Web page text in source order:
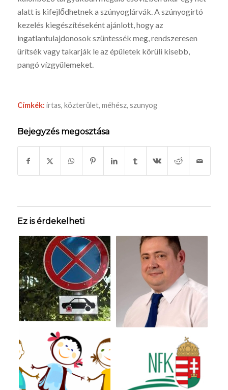
alatt is kifejlődhetnek a szúnyoglárvák. A szúnyogirtó
kezelés kiegészítéseként ajánlott, hogy az
ingatlantulajdonosok szüntessék meg, rendszeresen
ürítsék vagy takarják le az épületek körüli kisebb,
pangó vízgyülemeket.
Címkék: irtas, közterület, méhész, szunyog
Bejegyzés megosztása
Ez is érdekelheti